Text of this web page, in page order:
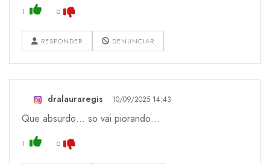
1 0
RESPONDER DENUNCIAR
dralauraregis 10/09/2025 14:43
Que absurdo… so vai piorando…
1 0